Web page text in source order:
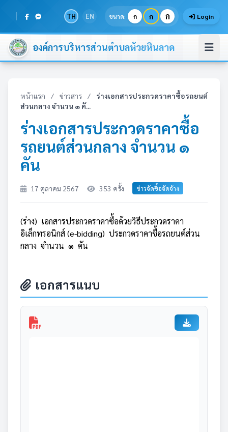
TH EN ขนาด: ก ก ก Login
องค์การบริหารส่วนตำบลห้วยหินลาด
หน้าแรก / ข่าวสาร /
ร่างเอกสารประกวดราคาซื้อรถยนต์
ส่วนกลาง จำนวน ๑ คั...
ร่างเอกสารประกวดราคาซื้อ
รถยนต์ส่วนกลาง จำนวน ๑
คัน
17 ตุลาคม 2567 353 ครั้ง ข่าวจัดซื้อจัดจ้าง
(ร่าง) เอกสารประกวดราคาซื้อด้วยวิธีประกวดราคา
อิเล็กทรอนิกส์ (e-bidding) ประกวดราคาซื้อรถยนต์ส่วน
กลาง จำนวน ๑ คัน
เอกสารแนบ